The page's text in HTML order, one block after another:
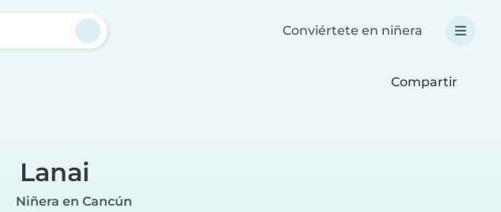
Conviértete en niñera
Compartir
Lanai
Niñera en Cancún